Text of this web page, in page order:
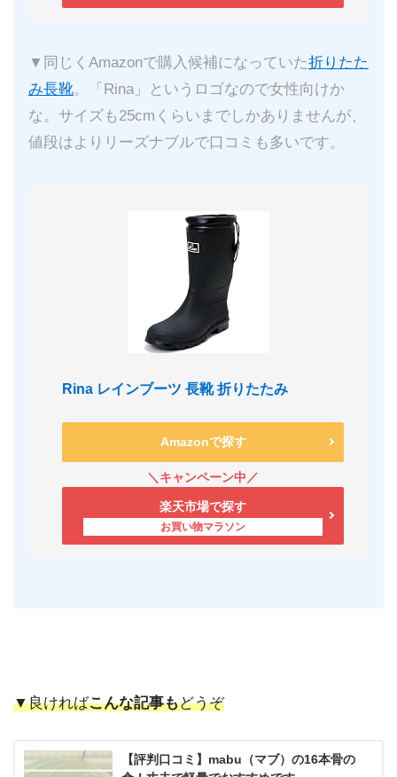
▼同じくAmazonで購入候補になっていた折りたた
み長靴。「Rina」というロゴなので女性向けか
な。サイズも25cmくらいまでしかありませんが、
値段はよりリーズナブルで口コミも多いです。
Rina レインブーツ 長靴 折りたたみ
Amazonで探す
楽天市場で探す
▼良ければこんな記事もどうぞ
【評判口コミ】mabu（マブ）の16本骨の